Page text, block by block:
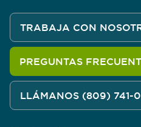
TRABAJA CON
PREGUNTAS
LLÁMANOS (809) 741-